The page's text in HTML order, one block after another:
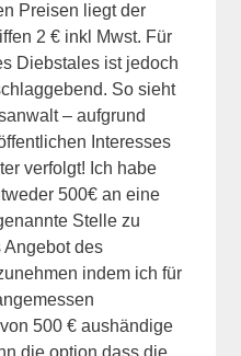
Preisen liegt der
2 € inkl Mwst. Für
Diebstales ist jedoch
So sieht
– aufgrund
Interesses
verfolgt! Ich habe
500€ an eine
Stelle zu
Angebot des
indem ich für
500 € aushändige